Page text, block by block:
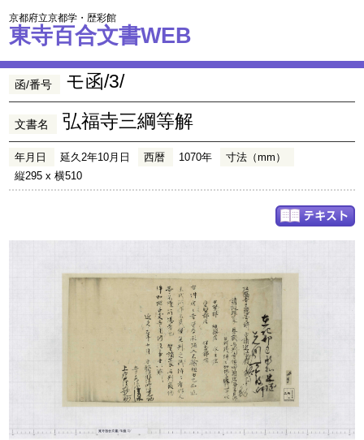
京都府立京都学・歴彩館
東寺百合文書WEB
函/番号 モ函/3/
文書名 弘福寺三綱等解
年月日 延久2年10月日 西暦 1070年
寸法（mm）
縦295 x 横510